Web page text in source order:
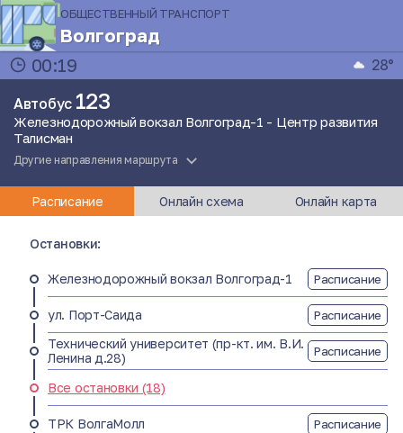
ОБЩЕСТВЕННЫЙ ТРАНСПОРТ
Волгоград
00:19
28°
Автобус 123
Железнодорожный вокзал Волгоград-1 - Центр развития
Талисман
Другие направления маршрута
Расписание Онлайн схема Онлайн карта
Остановки:
Железнодорожный вокзал Волгоград-1 Расписание
ул. Порт-Саида Расписание
Технический университет (пр-кт. им. В.И.
Ленина д.28)
Расписание
Все остановки (18)
ТРК ВолгаМолл Расписание